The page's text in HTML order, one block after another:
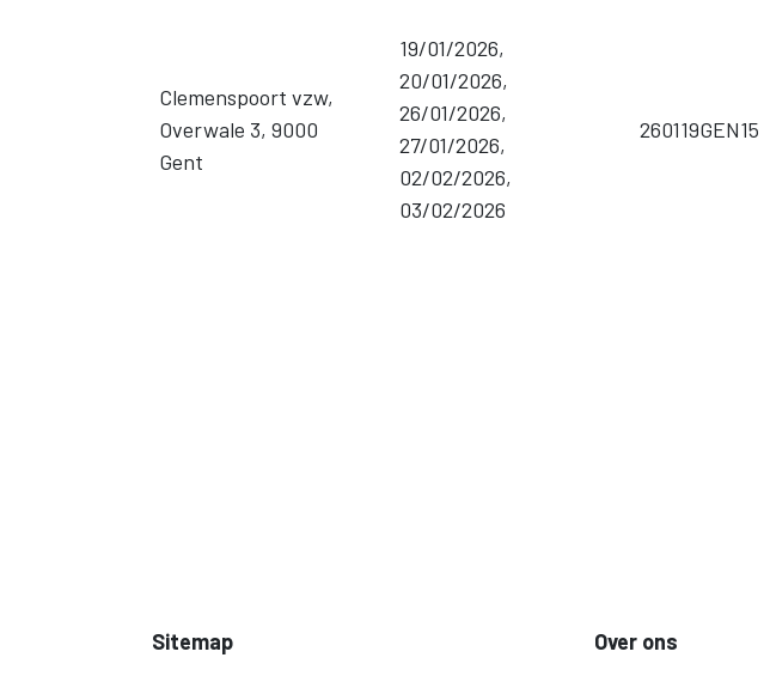
Clemenspoort vzw,
Overwale 3, 9000
Gent
19/01/2026,
20/01/2026,
26/01/2026,
27/01/2026,
02/02/2026,
03/02/2026
260119GEN15
Over ons
Sitemap